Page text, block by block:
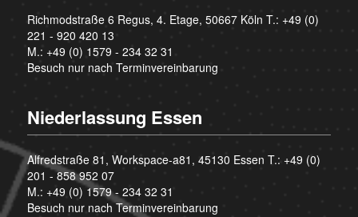
Richmodstraße 6 Regus, 4. Etage, 50667 Köln T.: +49 (0)
221 - 920 420 13
M.: +49 (0) 1579 - 234 32 31
Besuch nur nach Terminvereinbarung
Niederlassung Essen
Alfredstraße 81, Workspace-a81, 45130 Essen T.: +49 (0)
201 - 858 952 07
M.: +49 (0) 1579 - 234 32 31
Besuch nur nach Terminvereinbarung